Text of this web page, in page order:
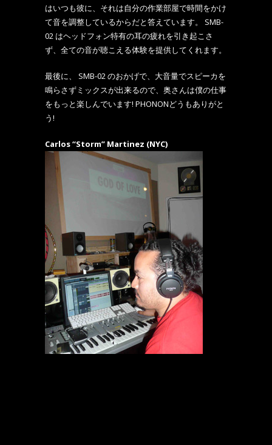
はいつも彼に、それは自分の作業部屋で時間をかけ
て音を調整しているからだと答えています。 SMB-
02 はヘッドフォン特有の耳の疲れを引き起こさ
ず、全ての音が聴こえる体験を提供してくれます。
最後に、 SMB-02 のおかげで、大音量でスピーカを
鳴らさずミックスが出来るので、奥さんは僕の仕事
をもっと楽しんでいます! PHONONどうもありがと
う!
Carlos “Storm” Martinez (NYC)